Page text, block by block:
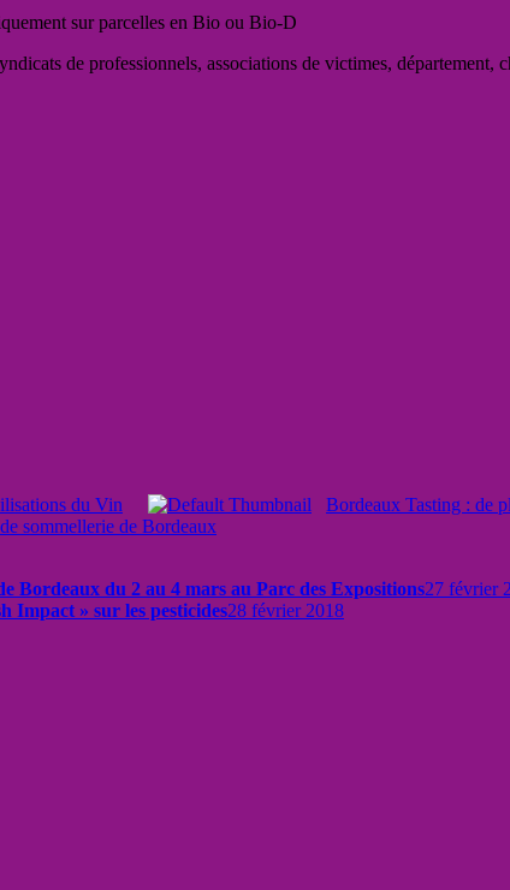
sur parcelles en Bio ou Bio-D
de professionnels, associations de victimes, département,
du Vin
Bordeaux Tasting : de
sommellerie de Bordeaux
Bordeaux du 2 au 4 mars au Parc des Expositions27 février
Impact » sur les pesticides28 février 2018